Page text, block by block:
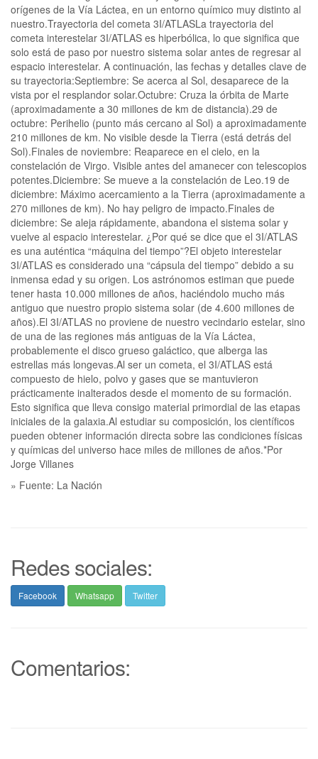
orígenes de la Vía Láctea, en un entorno químico muy distinto al
nuestro.Trayectoria del cometa 3I/ATLASLa trayectoria del
cometa interestelar 3I/ATLAS es hiperbólica, lo que significa que
solo está de paso por nuestro sistema solar antes de regresar al
espacio interestelar. A continuación, las fechas y detalles clave de
su trayectoria:Septiembre: Se acerca al Sol, desaparece de la
vista por el resplandor solar.Octubre: Cruza la órbita de Marte
(aproximadamente a 30 millones de km de distancia).29 de
octubre: Perihelio (punto más cercano al Sol) a aproximadamente
210 millones de km. No visible desde la Tierra (está detrás del
Sol).Finales de noviembre: Reaparece en el cielo, en la
constelación de Virgo. Visible antes del amanecer con telescopios
potentes.Diciembre: Se mueve a la constelación de Leo.19 de
diciembre: Máximo acercamiento a la Tierra (aproximadamente a
270 millones de km). No hay peligro de impacto.Finales de
diciembre: Se aleja rápidamente, abandona el sistema solar y
vuelve al espacio interestelar. ¿Por qué se dice que el 3I/ATLAS
es una auténtica “máquina del tiempo”?El objeto interestelar
3I/ATLAS es considerado una “cápsula del tiempo” debido a su
inmensa edad y su origen. Los astrónomos estiman que puede
tener hasta 10.000 millones de años, haciéndolo mucho más
antiguo que nuestro propio sistema solar (de 4.600 millones de
años).El 3I/ATLAS no proviene de nuestro vecindario estelar, sino
de una de las regiones más antiguas de la Vía Láctea,
probablemente el disco grueso galáctico, que alberga las
estrellas más longevas.Al ser un cometa, el 3I/ATLAS está
compuesto de hielo, polvo y gases que se mantuvieron
prácticamente inalterados desde el momento de su formación.
Esto significa que lleva consigo material primordial de las etapas
iniciales de la galaxia.Al estudiar su composición, los científicos
pueden obtener información directa sobre las condiciones físicas
y químicas del universo hace miles de millones de años.*Por
Jorge Villanes
» Fuente: La Nación
Redes sociales:
Facebook Whatsapp Twitter
Comentarios: